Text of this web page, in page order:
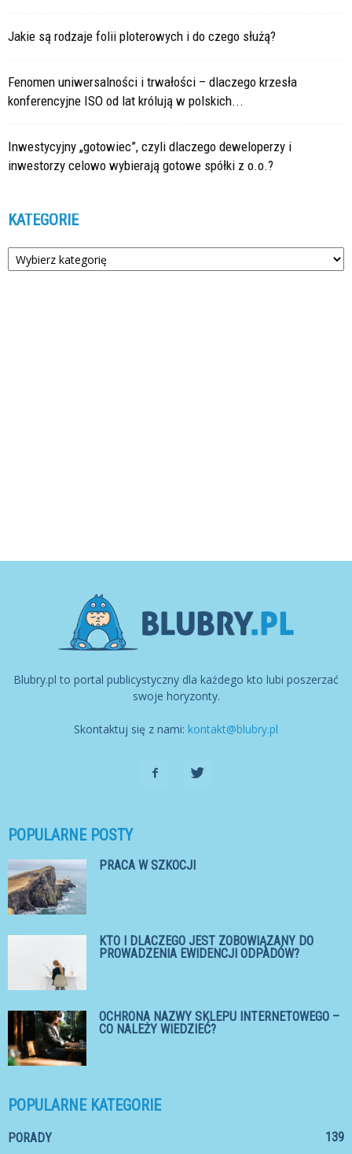
Jakie są rodzaje folii ploterowych i do czego służą?
Fenomen uniwersalności i trwałości – dlaczego krzesła
konferencyjne ISO od lat królują w polskich...
Inwestycyjny „gotowiec”, czyli dlaczego deweloperzy i
inwestorzy celowo wybierają gotowe spółki z o.o.?
KATEGORIE
Kategorie
Blubry.pl to portal publicystyczny dla każdego kto lubi poszerzać
swoje horyzonty.
Skontaktuj się z nami: kontakt@blubry.pl
POPULARNE POSTY
PRACA W SZKOCJI
KTO I DLACZEGO JEST ZOBOWIĄZANY DO
PROWADZENIA EWIDENCJI ODPADÓW?
OCHRONA NAZWY SKLEPU INTERNETOWEGO –
CO NALEŻY WIEDZIEĆ?
POPULARNE KATEGORIE
PORADY 139